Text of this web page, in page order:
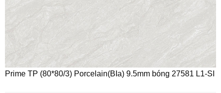
Prime TP (80*80/3) Porcelain(BIa) 9.5mm bóng 27581 L1-SI